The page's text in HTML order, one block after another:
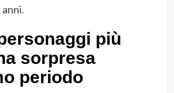
più
sorpresa
periodo